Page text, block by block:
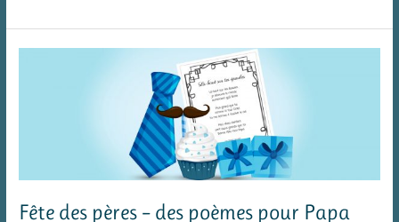
Fête des pères – des poèmes pour Papa